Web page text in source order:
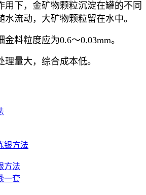
用下，金矿物颗粒沉淀在罐的不同
水流动，大矿物颗粒留在水中。
料粒度应为0.6～0.03mm。
量大，综合成本低。
方法